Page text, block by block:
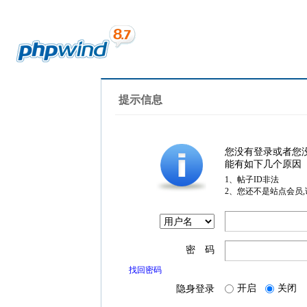
提示信息
您没有登录或者您
能有如下几个原因
1、帖子ID非法
2、您还不是站点会员
密 码
找回密码
隐身登录 开启 关闭